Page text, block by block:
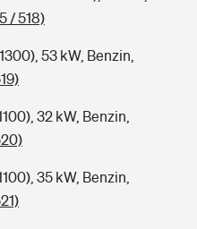
/ 518)
53 kW, Benzin,
32 kW, Benzin,
35 kW, Benzin,